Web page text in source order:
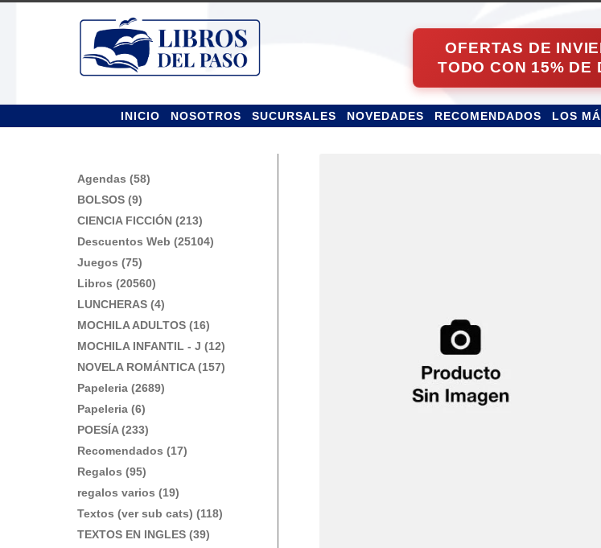
Ir
la
navegación
Ir
contenido
INICIO NOSOTROS SUCURSALES NOVEDADES RECOMENDADOS LOS
Agendas (58)
BOLSOS (9)
CIENCIA FICCIÓN (213)
Descuentos Web (25104)
Juegos (75)
Libros (20560)
LUNCHERAS (4)
MOCHILA ADULTOS (16)
MOCHILA INFANTIL - J (12)
NOVELA ROMÁNTICA (157)
Papeleria (2689)
Papeleria (6)
POESÍA (233)
Recomendados (17)
Regalos (95)
regalos varios (19)
Textos (ver sub cats) (118)
TEXTOS EN INGLES (39)